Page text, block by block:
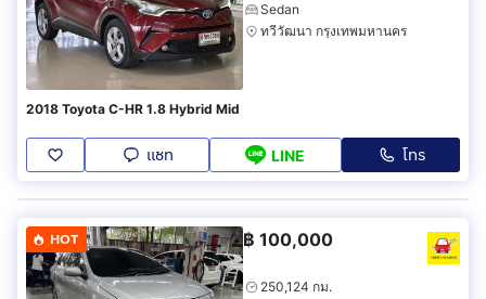
Sedan
ทวีวัฒนา กรุงเทพมหานคร
2018 Toyota C-HR 1.8 Hybrid Mid
แชท LINE โทร
HOT ฿ 100,000
250,124 กม.